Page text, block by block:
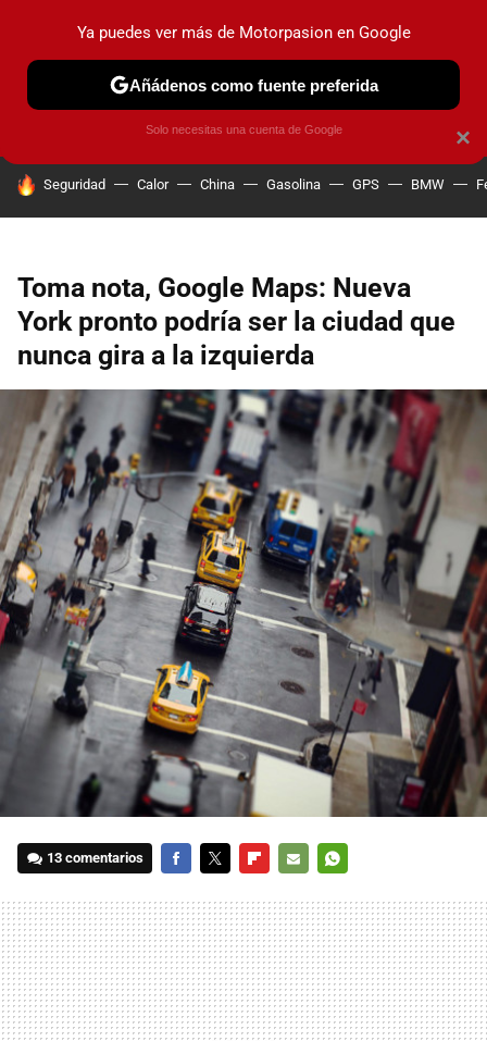
PRUEBAS COCHES ELÉCTRICOS OBSERVATORIO
HOY SE HABLA DE
Seguridad Calor China Gasolina GPS BMW
Toma nota, Google Maps: Nueva
York pronto podría ser la ciudad que
nunca gira a la izquierda
13 comentarios
MAIL
×
Ya puedes ver más de Motorpasion en Google
Añádenos como fuente preferida
Solo necesitas una cuenta de Google